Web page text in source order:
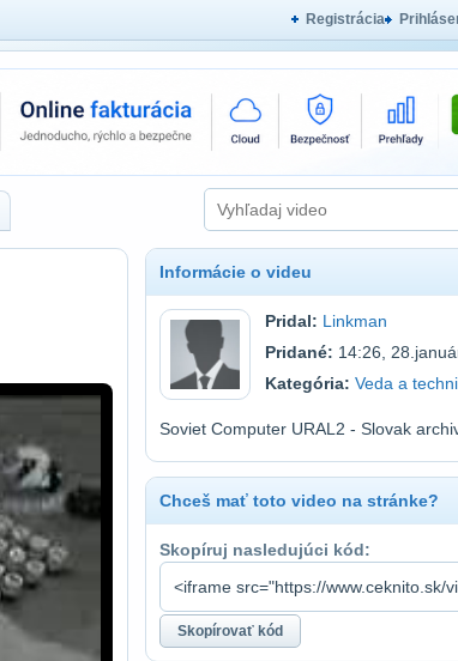
Registrácia
Informácie o videu
Pridal: Linkman
Pridané: 14:26,
Kategória: Veda a
Soviet Computer URAL2 - Slovak
Chceš mať toto video na stránke?
Skopíruj nasledujúci kód: